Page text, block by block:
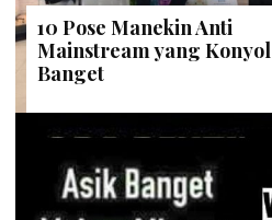
10 Pose Manekin Anti
Mainstream yang Konyol
Banget